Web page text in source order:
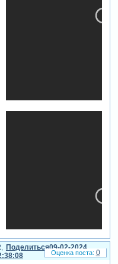
Поделиться09-02-2024
0